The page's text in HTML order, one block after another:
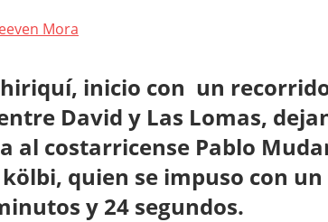
Mora
inicio con un
David y Las Lomas,
al costarricense Pablo
quien se impuso con
y 24 segundos.